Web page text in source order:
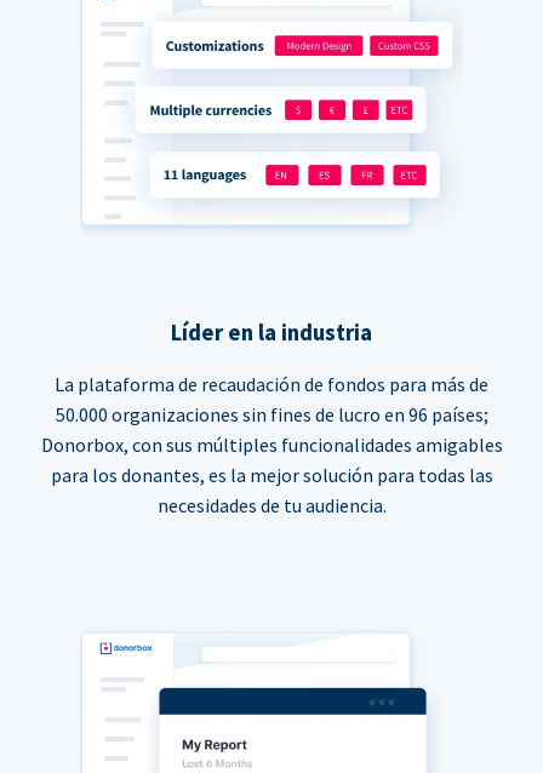
Líder en la industria
La plataforma de recaudación de fondos para más de
50.000 organizaciones sin fines de lucro en 96 países;
Donorbox, con sus múltiples funcionalidades amigables
para los donantes, es la mejor solución para todas las
necesidades de tu audiencia.